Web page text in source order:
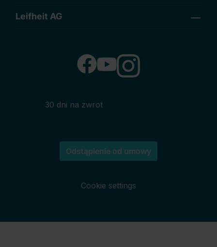
Leifheit AG
30 dni na zwrot
Odstąpienie od umowy
Cookie settings